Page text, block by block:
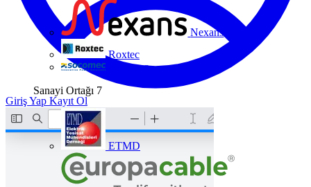
Nexans
Roxtec
Socomec
Sanayi Ortağı 7
ETMD
Giriş Yap Kayıt Ol